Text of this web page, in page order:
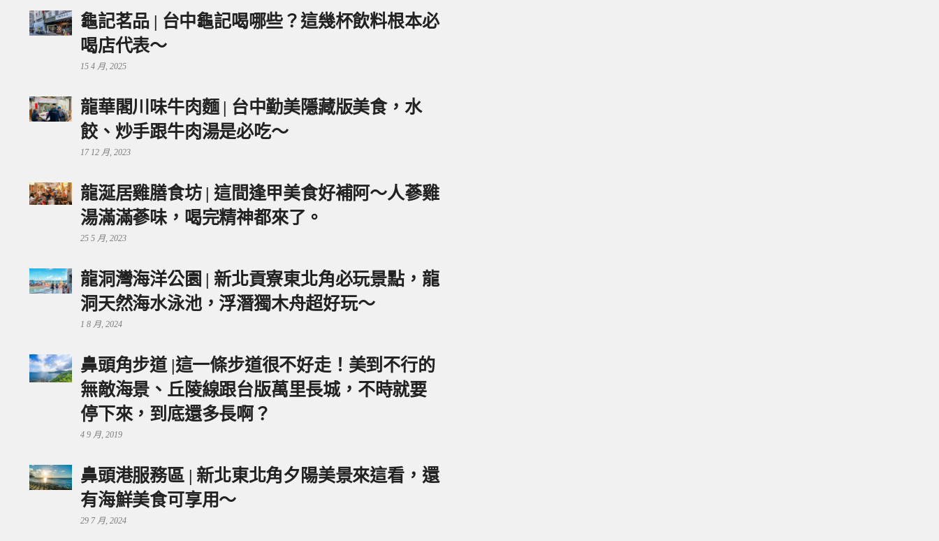
龜記茗品 | 台中龜記喝哪些？這幾杯飲料根本必
喝店代表～
15 4 月, 2025
龍華閣川味牛肉麵 | 台中勤美隱藏版美食，水
餃、炒手跟牛肉湯是必吃～
17 12 月, 2023
龍涎居雞膳食坊 | 這間逢甲美食好補阿～人蔘雞
湯滿滿蔘味，喝完精神都來了。
25 5 月, 2023
龍洞灣海洋公園 | 新北貢寮東北角必玩景點，龍
洞天然海水泳池，浮潛獨木舟超好玩～
1 8 月, 2024
鼻頭角步道 |這一條步道很不好走！美到不行的
無敵海景、丘陵線跟台版萬里長城，不時就要
停下來，到底還多長啊？
4 9 月, 2019
鼻頭港服務區 | 新北東北角夕陽美景來這看，還
有海鮮美食可享用～
29 7 月, 2024